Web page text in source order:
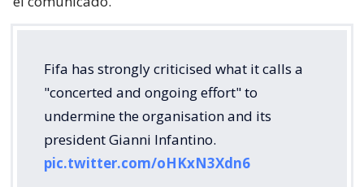
Fifa has strongly criticised what it calls a
"concerted and ongoing effort" to
undermine the organisation and its
president Gianni Infantino.
pic.twitter.com/oHKxN3Xdn6